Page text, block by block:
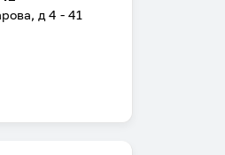
д 4 - 41